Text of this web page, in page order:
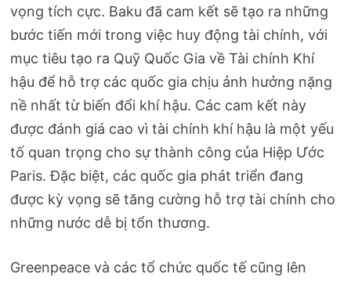
vọng tích cực. Baku đã cam kết sẽ tạo ra những
bước tiến mới trong việc huy động tài chính, với
mục tiêu tạo ra Quỹ Quốc Gia về Tài chính Khí
hậu để hỗ trợ các quốc gia chịu ảnh hưởng nặng
nề nhất từ biến đổi khí hậu. Các cam kết này
được đánh giá cao vì tài chính khí hậu là một yếu
tố quan trọng cho sự thành công của Hiệp Ước
Paris. Đặc biệt, các quốc gia phát triển đang
được kỳ vọng sẽ tăng cường hỗ trợ tài chính cho
những nước dễ bị tổn thương.​
Greenpeace và các tổ chức quốc tế cũng lên